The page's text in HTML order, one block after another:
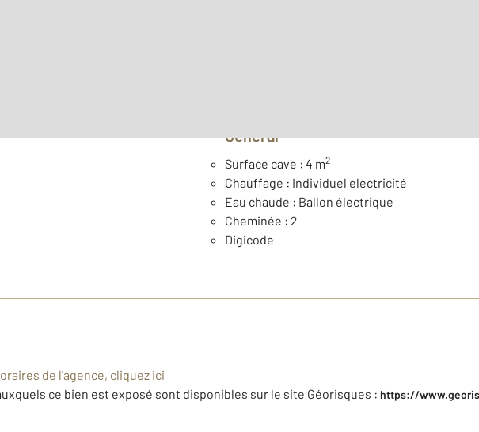
Général
Surface cave : 4 m2
Chauffage : Individuel electricité
Eau chaude : Ballon électrique
Cheminée : 2
Digicode
de l'agence, cliquez ici
ce bien est exposé sont disponibles sur le site Géorisques : https://